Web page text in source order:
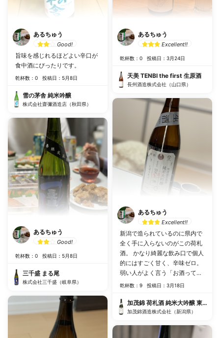
あるちゅう
Good!
旨味を感じれるほどよい辛口が
食中酒にぴったりです。
乾杯数：0 投稿日：5月8日
雪の茅舎 純米吟醸
株式会社齋彌酒造店（秋田県）
あるちゅう
Good!
乾杯数：0 投稿日：5月8日
三千盛 まる尾
株式会社三千盛（岐阜県）
あるちゅう
Excellent!!
乾杯数：0 投稿日：3月24日
天美 TENBI the first 生原酒
長州酒造株式会社（山口県）
あるちゅう
Excellent!!
新潟で造られているのに県内で
全く手に入らないのがこの荷札
酒。 かなり綺麗な飲み口で個人
的にはすごく甘く、辛味ゼロ。
弱い人がよく言う「お酒って感
じ」が一切ないやつだと思いま
心の注意を払っている酒蔵さん
です。裏ラベルにも気持ちが表
3日4日たっても全く衰えませ
乾杯数：9 投稿日：3月18日
加茂錦 荷札酒 純米大吟醸 東条産
加茂錦酒造株式会社（新潟県）